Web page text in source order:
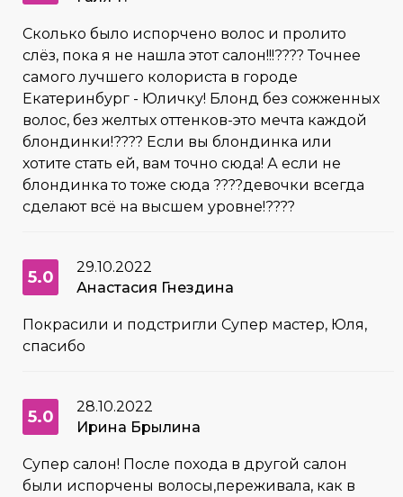
Сколько было испорчено волос и пролито
слёз, пока я не нашла этот салон!!!???? Точнее
самого лучшего колориста в городе
Екатеринбург - Юличку! Блонд без сожженных
волос, без желтых оттенков-это мечта каждой
блондинки!???? Если вы блондинка или
хотите стать ей, вам точно сюда! А если не
блондинка то тоже сюда ????девочки всегда
сделают всё на высшем уровне!????
5.0
29.10.2022
Анастасия Гнездина
Покрасили и подстригли Супер мастер, Юля,
спасибо
5.0
28.10.2022
Ирина Брылина
Супер салон! После похода в другой салон
были испорчены волосы,переживала, как в